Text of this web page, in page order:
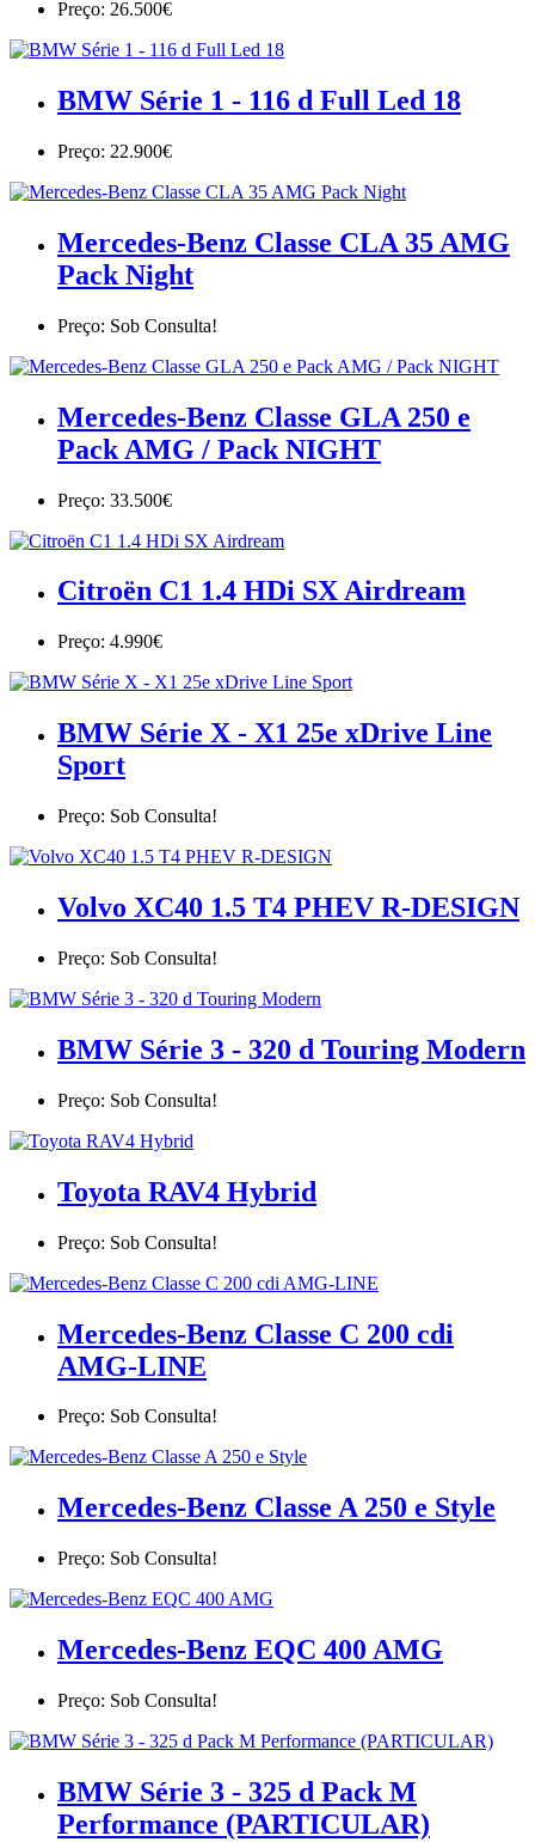
Preço: 26.500€
BMW Série 1 - 116 d Full Led 18
Preço: 22.900€
Mercedes-Benz Classe CLA 35 AMG
Pack Night
Preço: Sob Consulta!
Mercedes-Benz Classe GLA 250 e
Pack AMG / Pack NIGHT
Preço: 33.500€
Citroën C1 1.4 HDi SX Airdream
Preço: 4.990€
BMW Série X - X1 25e xDrive Line
Sport
Preço: Sob Consulta!
Volvo XC40 1.5 T4 PHEV R-DESIGN
Preço: Sob Consulta!
BMW Série 3 - 320 d Touring Modern
Preço: Sob Consulta!
Toyota RAV4 Hybrid
Preço: Sob Consulta!
Mercedes-Benz Classe C 200 cdi
AMG-LINE
Preço: Sob Consulta!
Mercedes-Benz Classe A 250 e Style
Preço: Sob Consulta!
Mercedes-Benz EQC 400 AMG
Preço: Sob Consulta!
BMW Série 3 - 325 d Pack M
Performance (PARTICULAR)